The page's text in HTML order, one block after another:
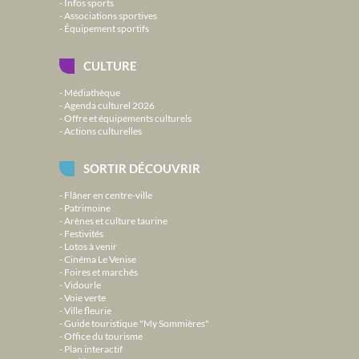
Associations sportives
Équipement sportifs
CULTURE
Médiathèque
Agenda culturel 2026
Offre et équipements culturels
Actions culturelles
SORTIR DÉCOUVRIR
Flâner en centre-ville
Patrimoine
Arènes et culture taurine
Festivités
Lotos à venir
Cinéma Le Venise
Foires et marchés
Vidourle
Voie verte
Ville fleurie
Guide touristique "My Sommières"
Office du tourisme
Plan interactif